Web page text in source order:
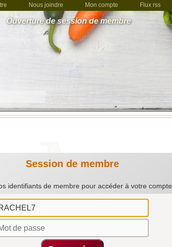
Nous joindre Mon compte Flux rss
Ouverture de session de membre
Session de membre
identifiants de membre pour accéder à votre compte